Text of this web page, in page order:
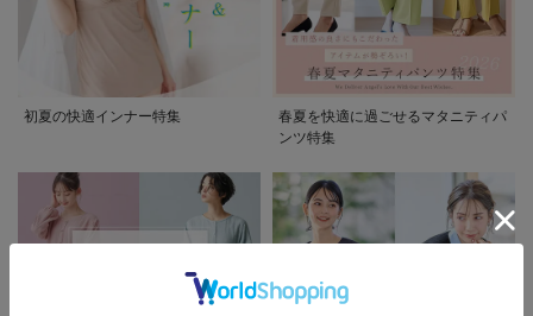
初夏の快適インナー特集
春夏を快適に過ごせるマタニティパ
ンツ特集